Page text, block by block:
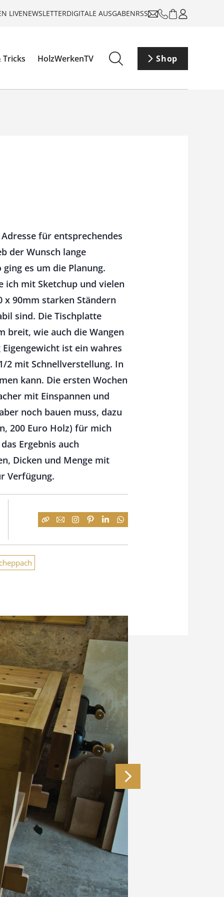
LIVENEWSLETTERDIGITALE AUSGABENRSS
Tricks HolzWerkenTV Shop
für entsprechendes
der Wunsch lange
es um die Planung.
ich mit Sketchup und vielen
x 90mm starken Ständern
sind. Die Tischplatte
breit, wie auch die Wangen
ist ein wahres
2 mit Schnellverstellung. In
kann. Die ersten Wochen
mit Einspannen und
noch bauen muss, dazu
200 Euro Holz) für mich
Ergebnis auch
Dicken und Menge mit
Verfügung.